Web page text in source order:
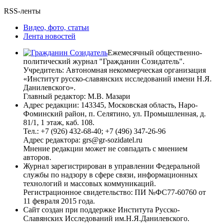
RSS-ленты
Видео, фото, статьи
Лента новостей
Ежемесячный общественно-
политический журнал "Гражданин Созидатель".
Учредитель: Автономная некоммерческая организация
«Институт русско-славянских исследований имени Н.Я.
Данилевского».
Главный редактор: М.В. Мазари
Адрес редакции: 143345, Московская область, Наро-
Фоминский район, п. Селятино, ул. Промышленная, д.
81/1, 1 этаж, каб. 108.
Тел.: +7 (926) 432-68-40; +7 (496) 347-26-96
Адрес редактора: grs@gr-sozidatel.ru
Мнение редакции может не совпадать с мнением
авторов.
Журнал зарегистрирован в управлении Федеральной
службы по надзору в сфере связи, информационных
технологий и массовых коммуникаций.
Регистрационное свидетельство: ПИ №ФС77-60760 от
11 февраля 2015 года.
Сайт создан при поддержке Института Русско-
Славянских Исследований им.Н.Я.Данилевского.